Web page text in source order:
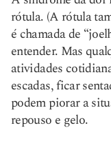
rótula. (A rótula
é chamada de
entender. Mas
atividades
escadas, ficar
podem piorar a
repouso e gelo.